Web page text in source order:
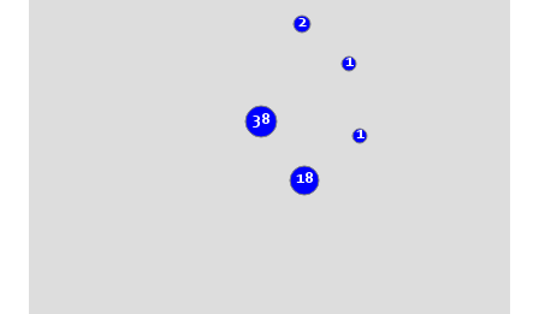
18
2
38
1
1